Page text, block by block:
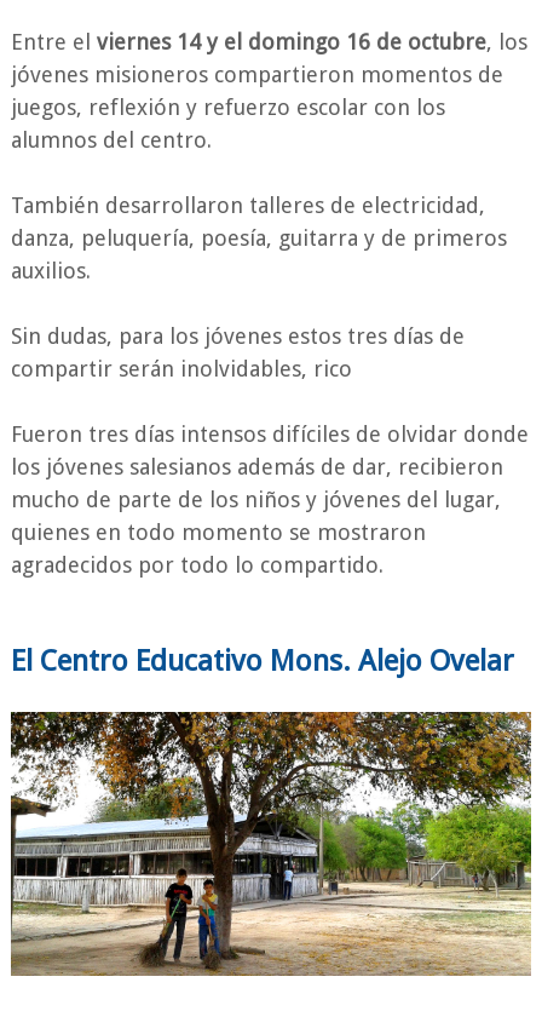
Entre el viernes 14 y el domingo 16 de octubre, los
jóvenes misioneros compartieron momentos de
juegos, reflexión y refuerzo escolar con los
alumnos del centro.
También desarrollaron talleres de electricidad,
danza, peluquería, poesía, guitarra y de primeros
auxilios.
Sin dudas, para los jóvenes estos tres días de
compartir serán inolvidables, rico
Fueron tres días intensos difíciles de olvidar donde
los jóvenes salesianos además de dar, recibieron
mucho de parte de los niños y jóvenes del lugar,
quienes en todo momento se mostraron
agradecidos por todo lo compartido.
El Centro Educativo Mons. Alejo Ovelar